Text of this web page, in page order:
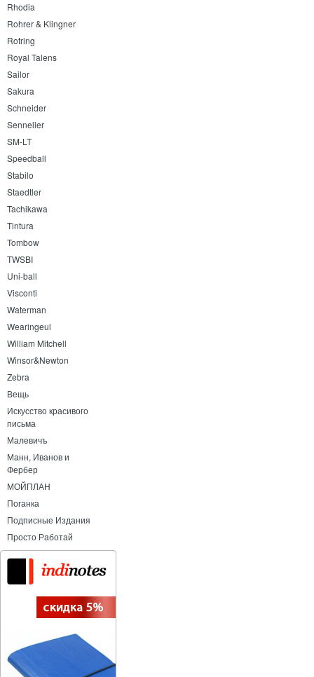
Rhodia
Rohrer & Klingner
Rotring
Royal Talens
Sailor
Sakura
Schneider
Sennelier
SM-LT
Speedball
Stabilo
Staedtler
Tachikawa
Tintura
Tombow
TWSBI
Uni-ball
Visconti
Waterman
Wearingeul
William Mitchell
Winsor&Newton
Zebra
Вещь
Искусство красивого
письма
Малевичъ
Манн, Иванов и
Фербер
МОЙПЛАН
Поганка
Подписные Издания
Просто Работай